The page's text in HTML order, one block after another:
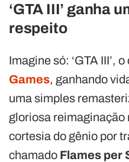
‘GTA III’ ganha
respeito
Imagine só: ‘GTA III’,
Games, ganhando
uma simples
gloriosa reimaginação
cortesia do gênio por
chamado Flames per